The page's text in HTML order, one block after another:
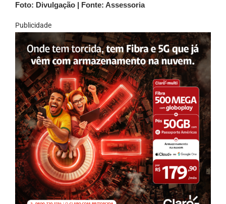
Foto: Divulgação | Fonte: Assessoria
Publicidade